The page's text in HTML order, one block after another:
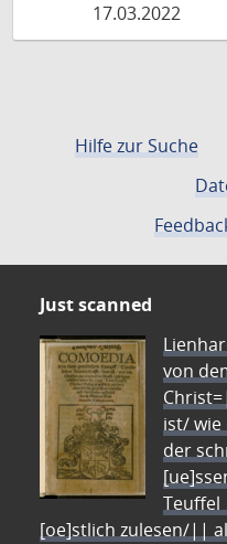
17.03.2022
Hilfe zur Suche
Just scanned
von
ist/
der
[oe]stlich zulesen/||